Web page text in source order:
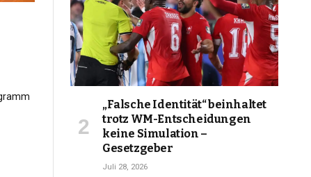
„Falsche Identität“ beinhaltet
trotz WM-Entscheidungen
keine Simulation –
Gesetzgeber
Juli 28, 2026